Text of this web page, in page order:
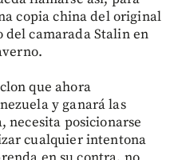
copia china del original
camarada Stalin en
que ahora
y ganará las
necesita posicionarse
cualquier intentona